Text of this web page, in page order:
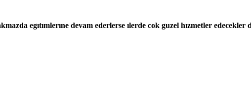
egıtımlerıne devam ederlerse ılerde cok guzel hızmetler edecekler